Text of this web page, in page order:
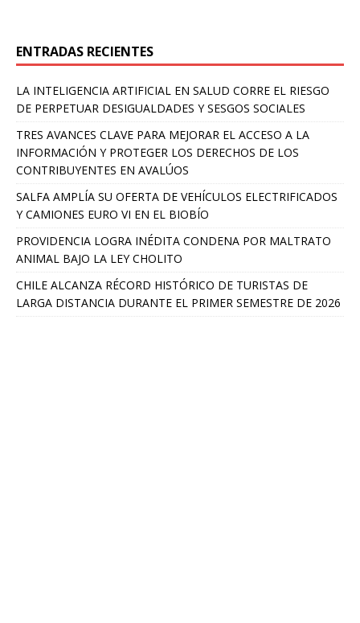
ENTRADAS RECIENTES
LA INTELIGENCIA ARTIFICIAL EN SALUD CORRE EL RIESGO
DE PERPETUAR DESIGUALDADES Y SESGOS SOCIALES
TRES AVANCES CLAVE PARA MEJORAR EL ACCESO A LA
INFORMACIÓN Y PROTEGER LOS DERECHOS DE LOS
CONTRIBUYENTES EN AVALÚOS
SALFA AMPLÍA SU OFERTA DE VEHÍCULOS ELECTRIFICADOS
Y CAMIONES EURO VI EN EL BIOBÍO
PROVIDENCIA LOGRA INÉDITA CONDENA POR MALTRATO
ANIMAL BAJO LA LEY CHOLITO
CHILE ALCANZA RÉCORD HISTÓRICO DE TURISTAS DE
LARGA DISTANCIA DURANTE EL PRIMER SEMESTRE DE 2026